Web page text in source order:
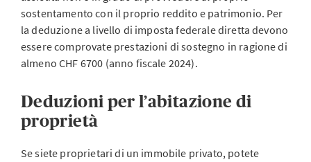
sostentamento con il proprio reddito e patrimonio. Per
la deduzione a livello di imposta federale diretta devono
essere comprovate prestazioni di sostegno in ragione di
almeno CHF 6700 (anno fiscale 2024).
Deduzioni per l’abitazione di
proprietà
Se siete proprietari di un immobile privato, potete